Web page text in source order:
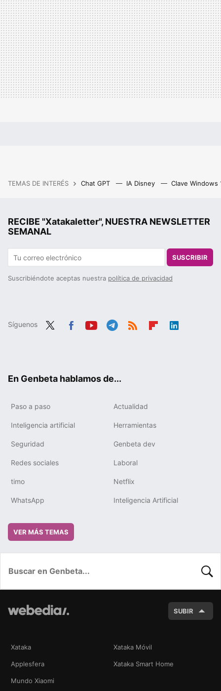
TEMAS DE INTERÉS Chat GPT IA Disney Clave Windows
RECIBE "Xatakaletter", NUESTRA NEWSLETTER
SEMANAL
SUSCRIBIR
Suscribiéndote aceptas nuestra política de privacidad
Síguenos
En Genbeta hablamos de...
Paso a paso Actualidad
Inteligencia artificial Herramientas
Seguridad Genbeta dev
Redes sociales Laboral
timo Netflix
WhatsApp Inteligencia Artificial
VER MÁS TEMAS
SUBIR
Xataka Xataka Móvil
Applesfera Xataka Smart Home
Mundo Xiaomi